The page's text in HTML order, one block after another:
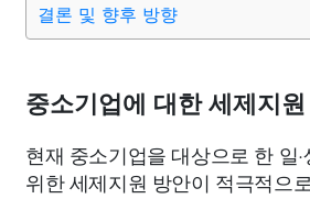
부동산 외국어 교육
결론 및 향후 방향
중소기업에 대한 세제지
현재 중소기업을 대상으로 한 일
위한 세제지원 방안이 적극적으